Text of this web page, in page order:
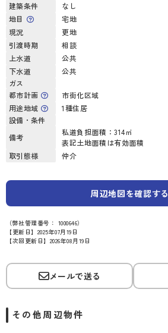
建築条件
なし
地目
宅地
現況
更地
引渡時期
相談
上水道
公共
下水道
公共
ガス
都市計画
市街化区域
用途地域
1種住居
設備・条件
備考
私道負担面積：314㎡
表記土地面積は有効面積
取引態様
仲介
周辺地図を確認する
（弊社管理番号： 1000646）
【更新日】2025年07月19日
【次回更新日】2026年08月19日
メールで送る
その他周辺物件